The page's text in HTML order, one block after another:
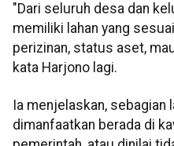
"Dari seluruh desa dan
memiliki lahan yang
perizinan, status aset,
kata Harjono lagi.
Ia menjelaskan, sebagian
dimanfaatkan berada di